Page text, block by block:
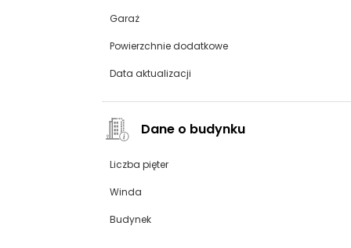
Garaż
Powierzchnie dodatkowe
Data aktualizacji
Dane o budynku
Liczba pięter
Winda
Budynek